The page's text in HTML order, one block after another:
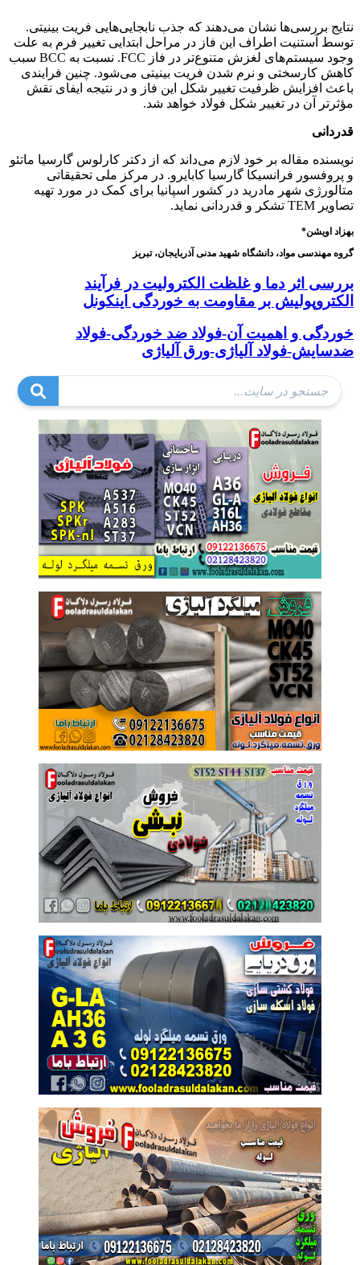
نتایج بررسی‌ها نشان می‌دهند که جذب نابجایی‌هایی فریت بینیتی.
توسط آستنیت اطراف این فاز در مراحل ابتدایی تغییر فرم به علت
وجود سیستم‌های لغزش متنوع‌تر در فاز FCC. نسبت به BCC سبب
کاهش کارسختی و نرم شدن فریت بینیتی می‌شود. چنین فرایندی
باعث افزایش ظرفیت تغییر شکل این فاز و در نتیجه ایفای نقش
مؤثرتر آن در تغییر شکل فولاد خواهد شد.
قدردانی
نویسنده مقاله بر خود لازم می‌داند که از دکتر کارلوس گارسیا ماتئو
و پروفسور فرانسیکا گارسیا کابایرو. در مرکز ملی تحقیقاتی
متالورژی شهر مادرید در کشور اسپانیا برای کمک در مورد تهیه
تصاویر TEM تشکر و قدردانی نماید.
بهزاد اویشن*
گروه مهندسی مواد، دانشگاه شهید مدنی آذربایجان، تبریز
بررسی اثر دما و غلظت الکترولیت در فرآیند
الکتروپولیش بر مقاومت به خوردگی اینکونل
خوردگی و اهمیت آن-فولاد ضد خوردگی-فولاد
ضدسایش-فولاد آلیاژی-ورق آلیاژی